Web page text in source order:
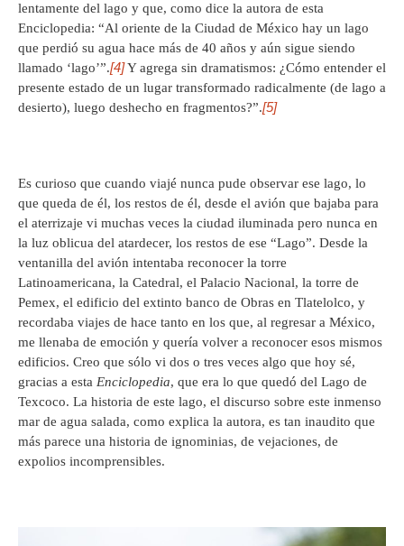
lentamente del lago y que, como dice la autora de esta
Enciclopedia: “Al oriente de la Ciudad de México hay un lago
que perdió su agua hace más de 40 años y aún sigue siendo
llamado ‘lago’”.[4]Y agrega sin dramatismos: ¿Cómo entender el
presente estado de un lugar transformado radicalmente (de lago a
desierto), luego deshecho en fragmentos?”.[5]
Es curioso que cuando viajé nunca pude observar ese lago, lo
que queda de él, los restos de él, desde el avión que bajaba para
el aterrizaje vi muchas veces la ciudad iluminada pero nunca en
la luz oblicua del atardecer, los restos de ese “Lago”. Desde la
ventanilla del avión intentaba reconocer la torre
Latinoamericana, la Catedral, el Palacio Nacional, la torre de
Pemex, el edificio del extinto banco de Obras en Tlatelolco, y
recordaba viajes de hace tanto en los que, al regresar a México,
me llenaba de emoción y quería volver a reconocer esos mismos
edificios. Creo que sólo vi dos o tres veces algo que hoy sé,
gracias a esta Enciclopedia, que era lo que quedó del Lago de
Texcoco. La historia de este lago, el discurso sobre este inmenso
mar de agua salada, como explica la autora, es tan inaudito que
más parece una historia de ignominias, de vejaciones, de
expolios incomprensibles.